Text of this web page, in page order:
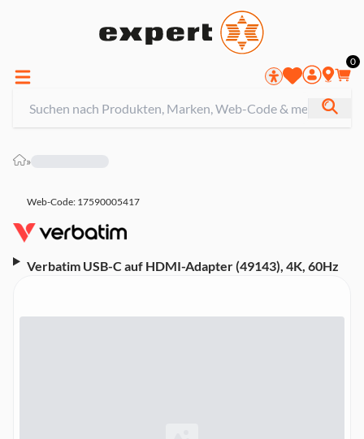
0
»
Web-Code: 17590005417
Verbatim USB-C auf HDMI-Adapter (49143), 4K, 60Hz